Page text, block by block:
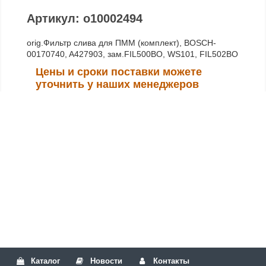
Артикул: o10002494
orig.Фильтр слива для ПММ (комплект), BOSCH-
00170740, A427903, зам.FIL500BO, WS101, FIL502BO
Цены и сроки поставки можете
уточнить у наших менеджеров
Каталог Новости Контакты